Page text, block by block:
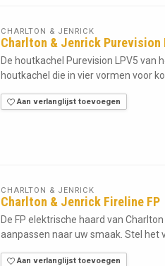
CHARLTON & JENRICK
Charlton & Jenrick Purevision
De houtkachel Purevision LPV5 van
houtkachel die in vier vormen voor
Aan verlanglijst toevoegen
CHARLTON & JENRICK
Charlton & Jenrick Fireline FP
De FP elektrische haard van
aanpassen naar uw smaak. Stel het
Aan verlanglijst toevoegen